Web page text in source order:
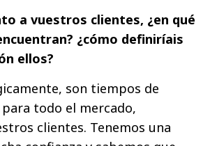
a vuestros clientes, ¿en qué
¿cómo definiríais
ellos?
son tiempos de
todo el mercado,
clientes. Tenemos una